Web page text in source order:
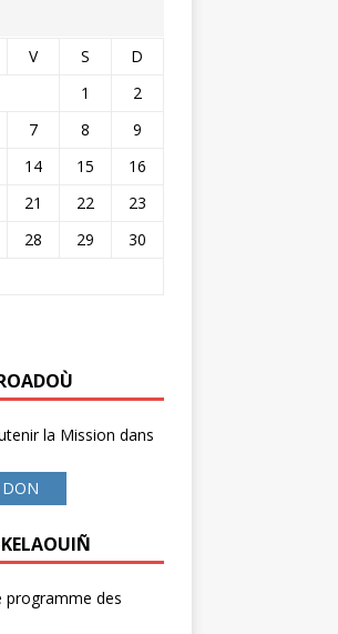
V S
D
1
2
7 8
9
14 15
16
21 22
23
28 29
30
la Mission dans
DON
programme des